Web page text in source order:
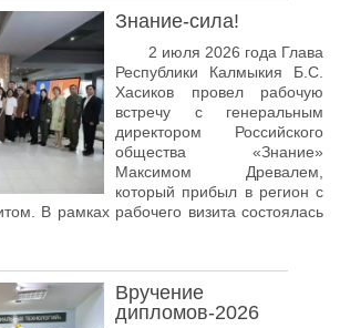
документы
2026
решений с применением
интеллекта
Знание-сила!
2 июля 2026 года Глава
Республики Калмыкия Б.С.
Хасиков провел рабочую
встречу с генеральным
директором Российского
общества «Знание»
Максимом Древалем,
который прибыл в регион с
В рамках рабочего визита состоялась
Вручение
дипломов-2026